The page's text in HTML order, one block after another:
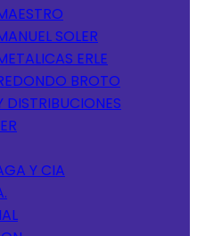
SOLER
ERLE
BROTO
Y CIA